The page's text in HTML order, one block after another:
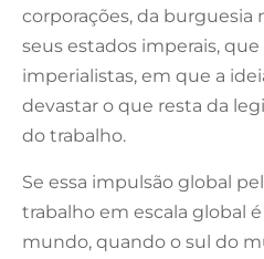
corporações, da burguesia
seus estados imperais,
imperialistas, em que a
devastar o que resta da
do trabalho.
Se essa impulsão global
trabalho em escala global
mundo, quando o sul do